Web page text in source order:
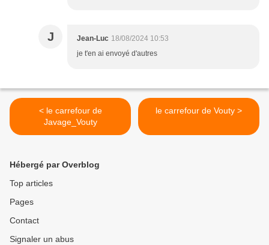
J Jean-Luc 18/08/2024 10:53
je t'en ai envoyé d'autres
< le carrefour de
Javage_Vouty
le carrefour de Vouty >
Hébergé par Overblog
Top articles
Pages
Contact
Signaler un abus